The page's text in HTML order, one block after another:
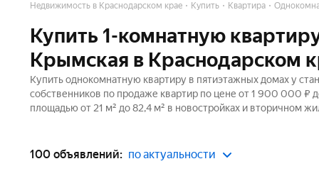
Недвижимость в Краснодарском крае Купить Квартира
Купить 1-комнатную
Крымская в Краснодарском
Купить однокомнатную квартиру в пятиэтажных домах у
собственников по продаже квартир по цене от 1 900 000
площадью от 21 м² до 82,4 м² в новостройках и вторичном
100 объявлений: по актуальности